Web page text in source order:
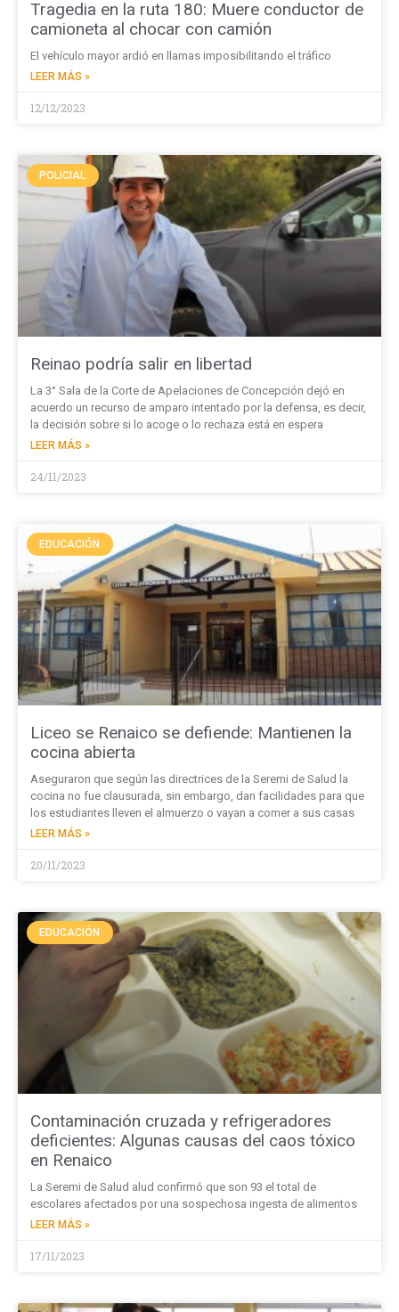
Tragedia en la ruta 180: Muere conductor de
camioneta al chocar con camión
El vehículo mayor ardió en llamas imposibilitando el tráfico
LEER MÁS »
12/12/2023
POLICIAL
Reinao podría salir en libertad
La 3° Sala de la Corte de Apelaciones de Concepción dejó en
acuerdo un recurso de amparo intentado por la defensa, es decir,
la decisión sobre si lo acoge o lo rechaza está en espera
LEER MÁS »
24/11/2023
EDUCACIÓN
Liceo se Renaico se defiende: Mantienen la
cocina abierta
Aseguraron que según las directrices de la Seremi de Salud la
cocina no fue clausurada, sin embargo, dan facilidades para que
los estudiantes lleven el almuerzo o vayan a comer a sus casas
LEER MÁS »
20/11/2023
EDUCACIÓN
Contaminación cruzada y refrigeradores
deficientes: Algunas causas del caos tóxico
en Renaico
La Seremi de Salud alud confirmó que son 93 el total de
escolares afectados por una sospechosa ingesta de alimentos
LEER MÁS »
17/11/2023